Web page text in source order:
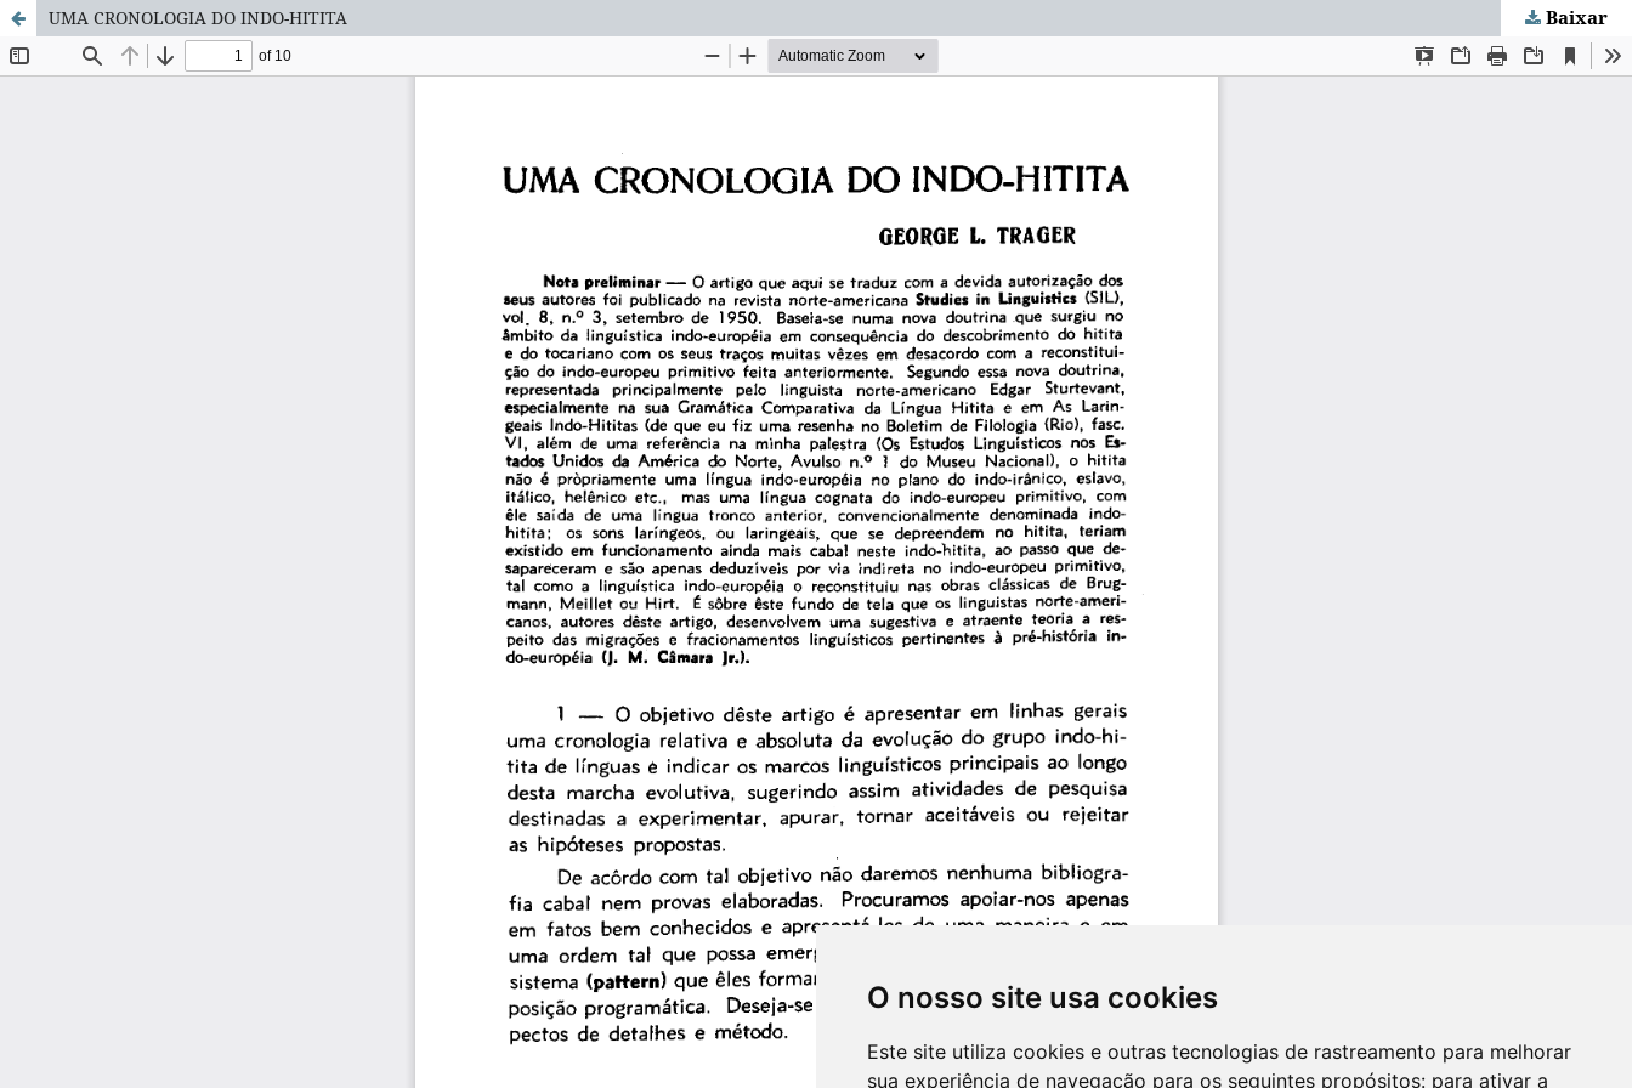
O nosso site usa cookies
Este site utiliza cookies e outras tecnologias de rastreamento para melhorar
sua experiência de navegação para os seguintes propósitos: para ativar a
UMA CRONOLOGIA DO INDO-HITITA Baixar